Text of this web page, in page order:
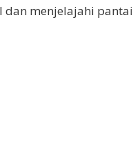
dan menjelajahi pantai